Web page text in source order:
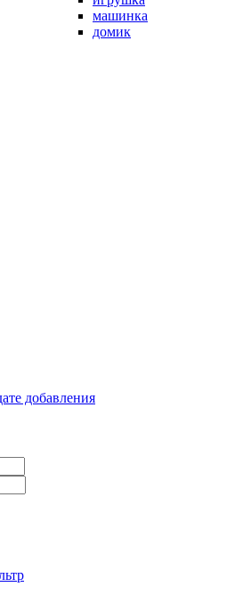
машинка
домик
добавления